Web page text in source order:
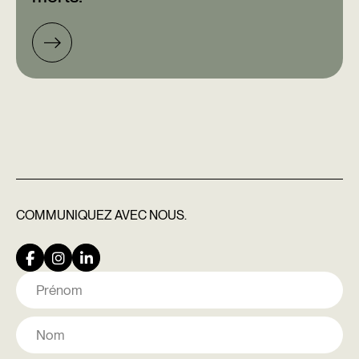
COMMUNIQUEZAVEC NOUS.
Nom
Prénom